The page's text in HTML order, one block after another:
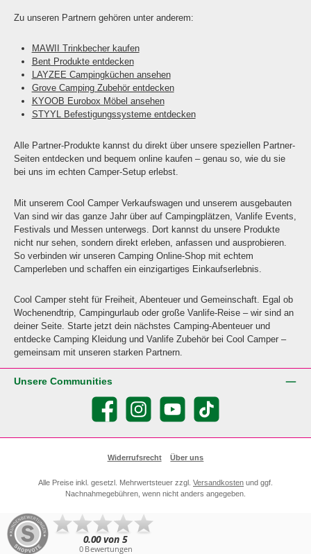
Zu unseren Partnern gehören unter anderem:
MAWII Trinkbecher kaufen
Bent Produkte entdecken
LAYZEE Campingküchen ansehen
Grove Camping Zubehör entdecken
KYOOB Eurobox Möbel ansehen
STYYL Befestigungssysteme entdecken
Alle Partner-Produkte kannst du direkt über unsere speziellen Partner-
Seiten entdecken und bequem online kaufen – genau so, wie du sie
bei uns im echten Camper-Setup erlebst.
Mit unserem Cool Camper Verkaufswagen und unserem ausgebauten
Van sind wir das ganze Jahr über auf Campingplätzen, Vanlife Events,
Festivals und Messen unterwegs. Dort kannst du unsere Produkte
nicht nur sehen, sondern direkt erleben, anfassen und ausprobieren.
So verbinden wir unseren Camping Online-Shop mit echtem
Camperleben und schaffen ein einzigartiges Einkaufserlebnis.
Cool Camper steht für Freiheit, Abenteuer und Gemeinschaft. Egal ob
Wochenendtrip, Campingurlaub oder große Vanlife-Reise – wir sind an
deiner Seite. Starte jetzt dein nächstes Camping-Abenteuer und
entdecke Camping Kleidung und Vanlife Zubehör bei Cool Camper –
gemeinsam mit unseren starken Partnern.
Unsere Communities
Facebook Instagram YouTube TikTok
Widerrufsrecht Über uns
Alle Preise inkl. gesetzl. Mehrwertsteuer zzgl. Versandkosten und ggf.
Nachnahmegebühren, wenn nicht anders angegeben.